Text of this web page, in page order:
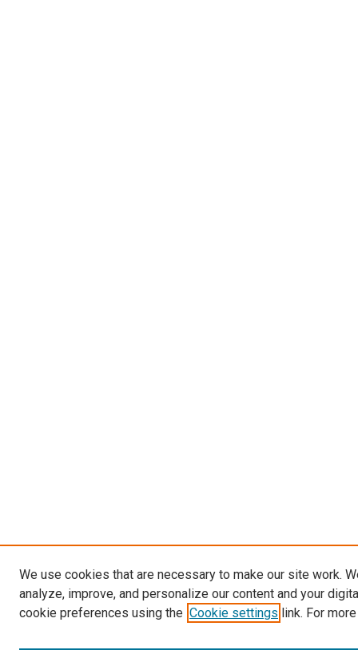
We use cookies that are necessary to make our site work.
analyze, improve, and personalize our content and your
cookie preferences using the Cookie settings link. For